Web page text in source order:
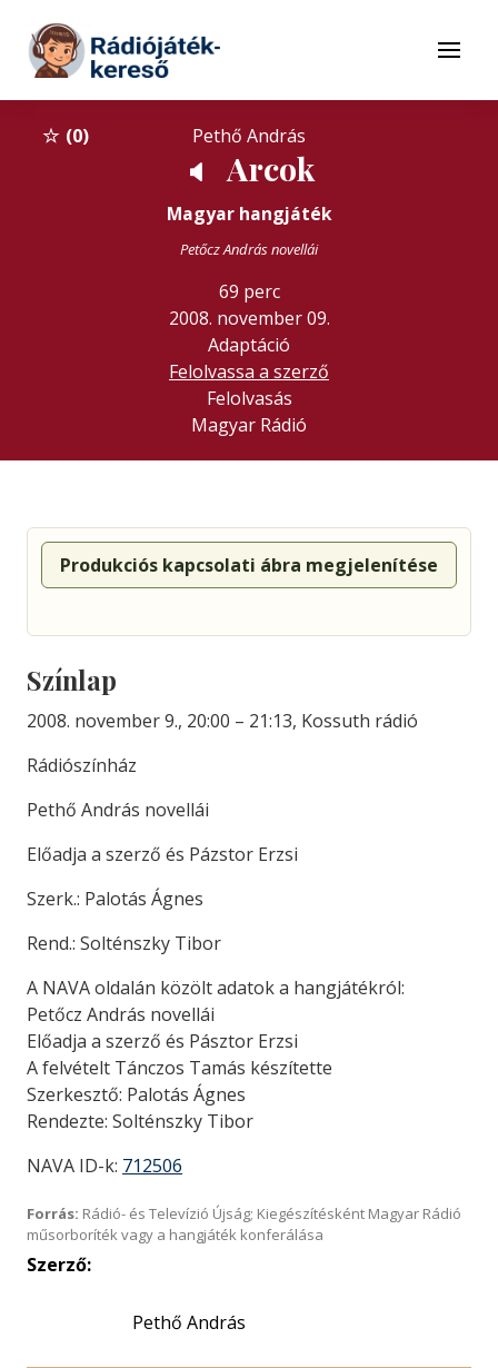
Tovább a tartalomhoz
Menü
0 Pethő András
🔈 Arcok
Magyar hangjáték
Petőcz András novellái
69 perc
2008. november 09.
Adaptáció
Felolvassa a szerző
Felolvasás
Magyar Rádió
Produkciós kapcsolati ábra megjelenítése
Színlap
2008. november 9., 20:00 – 21:13, Kossuth rádió
Rádiószínház
Pethő András novellái
Előadja a szerző és Pázstor Erzsi
Szerk.: Palotás Ágnes
Rend.: Solténszky Tibor
A NAVA oldalán közölt adatok a hangjátékról:
Petőcz András novellái
Előadja a szerző és Pásztor Erzsi
A felvételt Tánczos Tamás készítette
Szerkesztő: Palotás Ágnes
Rendezte: Solténszky Tibor
NAVA ID-k: 712506
Forrás: Rádió- és Televízió Újság; Kiegészítésként Magyar Rádió
műsorboríték vagy a hangjáték konferálása
Szerző:
Pethő András